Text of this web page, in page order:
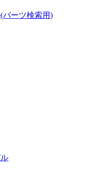
パーツ検索用)